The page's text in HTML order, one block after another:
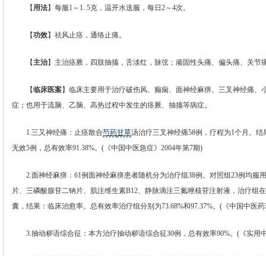
【 用法】每服1～1. 5克，温开水送服，每日2～4次。
【功效】祛风止痉，通络止痛。
【主治】主治痉厥，四肢抽搐，舌淡红，脉弦；顽固性头痛、偏头痛、关节
【临床医案】临床主要用于治疗破伤风、癫痫、面神经麻痹、三叉神经痛、
症；也用于流脑、乙脑、高热过程中发生的痉厥、抽搐等病症。
1.三又神经痛：止痉散合芍药甘草汤治疗三叉神经痛58例，疗程为1个月。
无效5例，总有效率91.38%。(《中国中医急症》2004年第7期)
2.面神经麻痹：61例面神经麻痹患者随机分为治疗组38例。对照组23例均服
片、三磷酸腺苷二钠片、肌注维生素B12、静脉滴注三氮唑核苷注射液，治疗组
囊，结果：临床治愈率。总有效率治疗组分别为73.68%和97.37%。(《中国中医
3.抽动秽语综合征：本方治疗抽动秽语综合征30例，总有效率90%。(《实用